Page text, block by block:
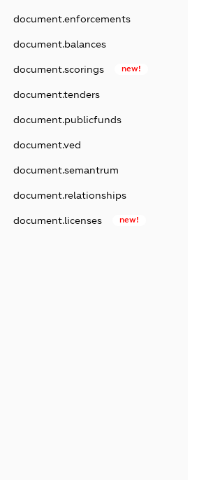
document.enforcements
document.balances
document.scorings new!
document.tenders
document.publicfunds
document.ved
document.semantrum
document.relationships
document.licenses new!